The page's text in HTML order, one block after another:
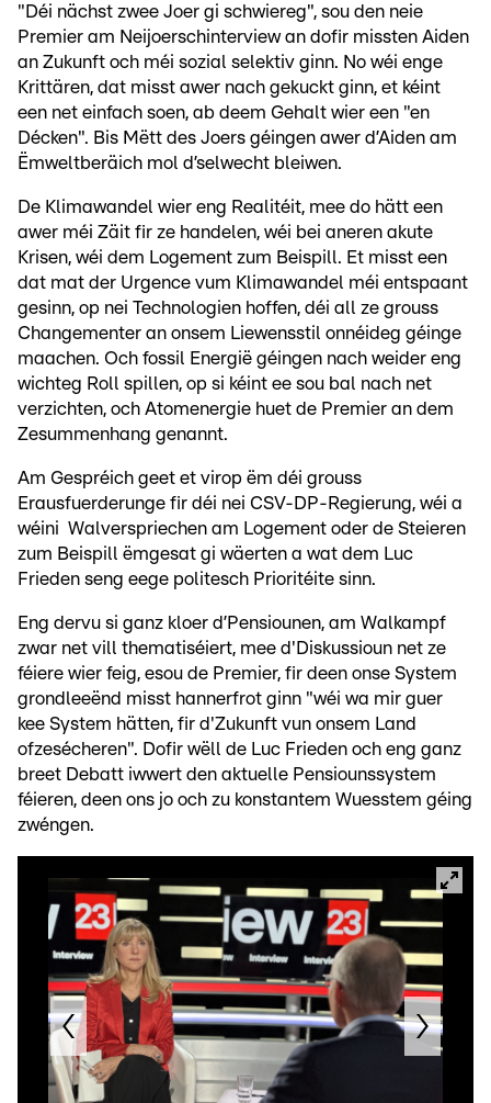
"Déi nächst zwee Joer gi schwiereg", sou den neie
Premier am Neijoerschinterview an dofir missten Aiden
an Zukunft och méi sozial selektiv ginn. No wéi enge
Krittären, dat misst awer nach gekuckt ginn, et kéint
een net einfach soen, ab deem Gehalt wier een "en
Décken". Bis Mëtt des Joers géingen awer d’Aiden am
Ëmweltberäich mol d’selwecht bleiwen.
De Klimawandel wier eng Realitéit, mee do hätt een
awer méi Zäit fir ze handelen, wéi bei aneren akute
Krisen, wéi dem Logement zum Beispill. Et misst een
dat mat der Urgence vum Klimawandel méi entspaant
gesinn, op nei Technologien hoffen, déi all ze grouss
Changementer an onsem Liewensstil onnéideg géinge
maachen. Och fossil Energië géingen nach weider eng
wichteg Roll spillen, op si kéint ee sou bal nach net
verzichten, och Atomenergie huet de Premier an dem
Zesummenhang genannt.
Am Gespréich geet et virop ëm déi grouss
Erausfuerderunge fir déi nei CSV-DP-Regierung, wéi a
wéini Walverspriechen am Logement oder de Steieren
zum Beispill ëmgesat gi wäerten a wat dem Luc
Frieden seng eege politesch Prioritéite sinn.
Eng dervu si ganz kloer d’Pensiounen, am Walkampf
zwar net vill thematiséiert, mee d'Diskussioun net ze
féiere wier feig, esou de Premier, fir deen onse System
grondleeënd misst hannerfrot ginn "wéi wa mir guer
kee System hätten, fir d'Zukunft vun onsem Land
ofzesécheren". Dofir wëll de Luc Frieden och eng ganz
breet Debatt iwwert den aktuelle Pensiounssystem
féieren, deen ons jo och zu konstantem Wuesstem géing
zwéngen.